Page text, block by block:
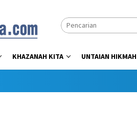
KHAZANAH KITA UNTAIAN HIKMAH